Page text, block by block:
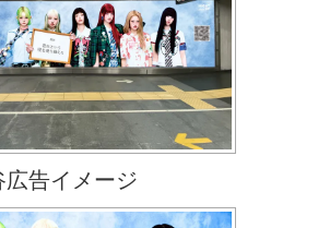
広告イメージ